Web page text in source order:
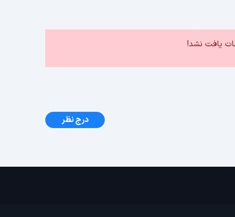
یافت نشد!
درج نظر